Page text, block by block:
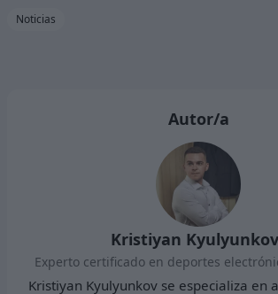
Noticias
Autor/a
Kristiyan Kyulyunkov
Experto certificado en deportes
Kristiyan Kyulyunkov se especializa en